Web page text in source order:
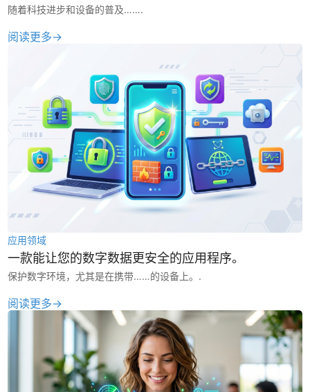
随着科技进步和设备的普及…….
阅读更多→
应用领域
一款能让您的数字数据更安全的应用程序。
保护数字环境，尤其是在携带……的设备上。.
阅读更多→